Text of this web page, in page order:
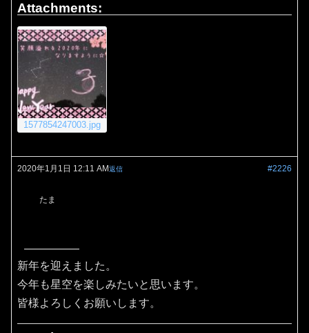
Attachments:
1577854247003.jpg
2020年1月1日 12:11 AM #2226
返信
たま
新年を迎えました。
今年も星空を楽しみたいと思います。
皆様よろしくお願いします。